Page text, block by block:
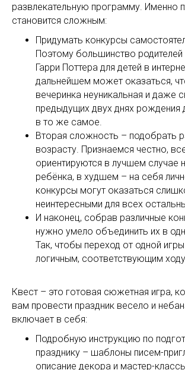
развлекательную программу. Именно
становится сложным:
Придумать конкурсы
Поэтому большинство родителей
Гарри Поттера для детей в
дальнейшем может оказаться,
вечеринка неуникальная и даже
предыдущих двух днях рождения
в то же самое.
Вторая сложность – подобрать
возрасту. Признаемся честно,
ориентируются в лучшем случае
ребёнка, в худшем – на себя
конкурсы могут оказаться
неинтересными для всех
И наконец, собрав различные
нужно умело объединить их в
Так, чтобы переход от одной
логичным, соответствующим
Квест – это готовая сюжетная игра,
вам провести праздник весело и
включает в себя:
Подробную инструкцию по
празднику – шаблоны писем-
описание декора и мастер-